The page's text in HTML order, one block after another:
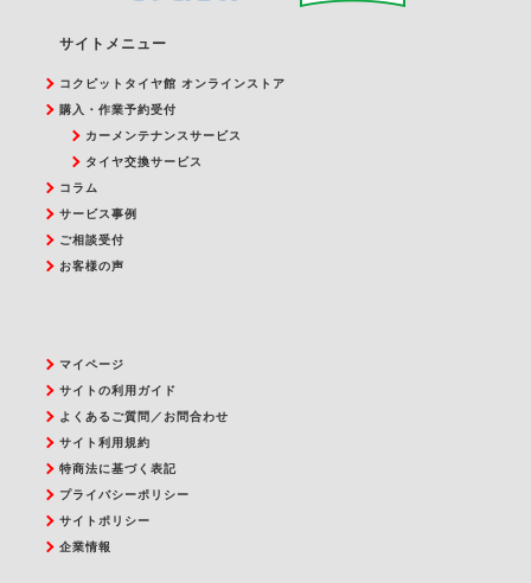
サイトメニュー
コクピットタイヤ館 オンラインストア
購入・作業予約受付
カーメンテナンスサービス
タイヤ交換サービス
コラム
サービス事例
ご相談受付
お客様の声
マイページ
サイトの利用ガイド
よくあるご質問／お問合わせ
サイト利用規約
特商法に基づく表記
プライバシーポリシー
サイトポリシー
企業情報